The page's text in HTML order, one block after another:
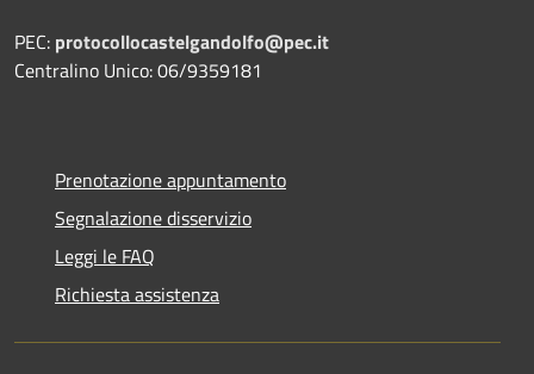
PEC: protocollocastelgandolfo@pec.it
Centralino Unico: 06/9359181
Prenotazione appuntamento
Segnalazione disservizio
Leggi le FAQ
Richiesta assistenza